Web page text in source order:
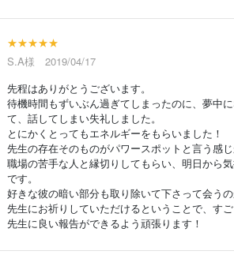
★★★★★
S.A様 2019/04/17
先程はありがとうございます。
待機時間もずいぶん過ぎてしまったのに、夢中
て、話してしまい失礼しました。
とにかくとってもエネルギーをもらいました！
先生の存在そのものがパワースポットと言う感
職場の苦手な人と縁切りしてもらい、明日から
です。
好きな彼の暗い部分も取り除いて下さって会う
先生にお祈りしていただけるということで、す
先生に良い報告ができるよう頑張ります！